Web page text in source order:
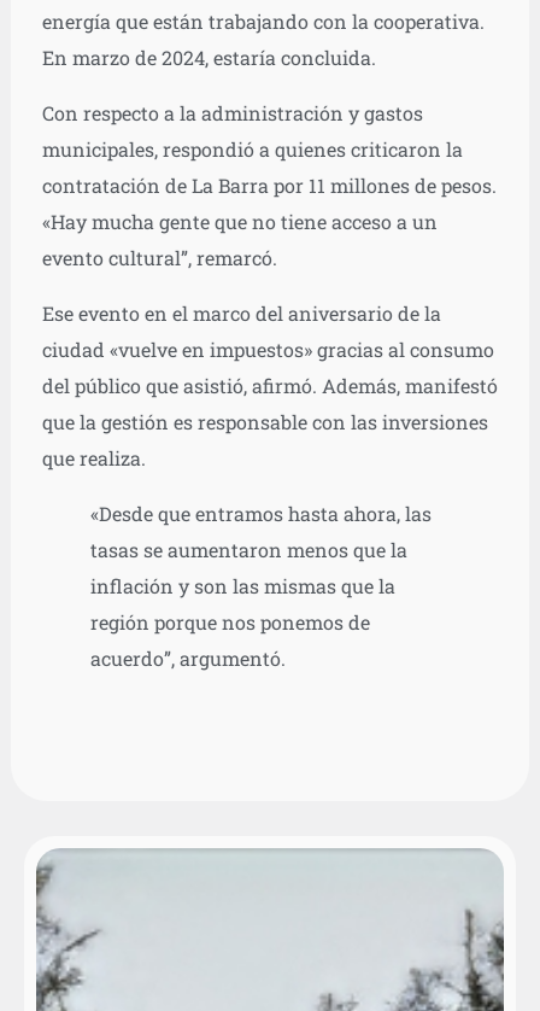
energía que están trabajando con la cooperativa.
En marzo de 2024, estaría concluida.
Con respecto a la administración y gastos
municipales, respondió a quienes criticaron la
contratación de La Barra por 11 millones de pesos.
«Hay mucha gente que no tiene acceso a un
evento cultural”, remarcó.
Ese evento en el marco del aniversario de la
ciudad «vuelve en impuestos» gracias al consumo
del público que asistió, afirmó. Además, manifestó
que la gestión es responsable con las inversiones
que realiza.
«Desde que entramos hasta ahora, las
tasas se aumentaron menos que la
inflación y son las mismas que la
región porque nos ponemos de
acuerdo”, argumentó.